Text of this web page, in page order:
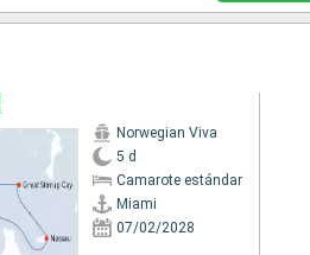
Norwegian Viva
5 d
Camarote estándar
Miami
07/02/2028